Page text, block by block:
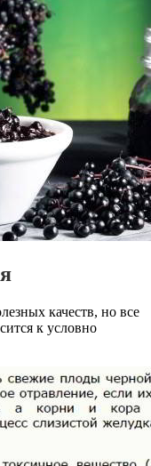
качеств, но все
к условно